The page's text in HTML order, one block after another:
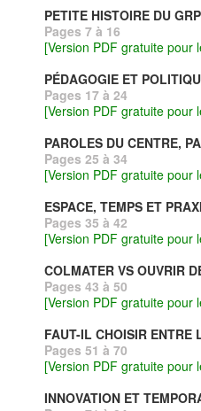
PETITE HISTOIRE DU
Pages 7 à 16
[Version PDF gratuite pour
PÉDAGOGIE ET
Pages 17 à 24
[Version PDF gratuite pour
PAROLES DU CENTRE,
Pages 25 à 34
[Version PDF gratuite pour
ESPACE, TEMPS ET
Pages 35 à 42
[Version PDF gratuite pour
COLMATER VS OUVRIR
Pages 43 à 50
[Version PDF gratuite pour
FAUT-IL CHOISIR ENTRE
Pages 51 à 70
[Version PDF gratuite pour
INNOVATION ET